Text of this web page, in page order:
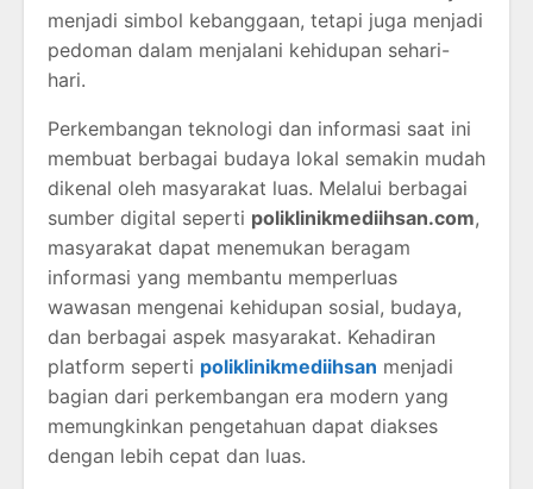
menjadi simbol kebanggaan, tetapi juga menjadi
pedoman dalam menjalani kehidupan sehari-
hari.
Perkembangan teknologi dan informasi saat ini
membuat berbagai budaya lokal semakin mudah
dikenal oleh masyarakat luas. Melalui berbagai
sumber digital seperti poliklinikmediihsan.com,
masyarakat dapat menemukan beragam
informasi yang membantu memperluas
wawasan mengenai kehidupan sosial, budaya,
dan berbagai aspek masyarakat. Kehadiran
platform seperti poliklinikmediihsan menjadi
bagian dari perkembangan era modern yang
memungkinkan pengetahuan dapat diakses
dengan lebih cepat dan luas.